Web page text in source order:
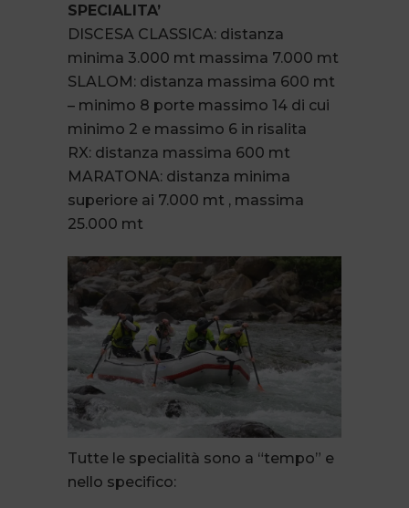
SPECIALITA’
DISCESA CLASSICA: distanza
minima 3.000 mt massima 7.000 mt
SLALOM: distanza massima 600 mt
– minimo 8 porte massimo 14 di cui
minimo 2 e massimo 6 in risalita
RX: distanza massima 600 mt
MARATONA: distanza minima
superiore ai 7.000 mt , massima
25.000 mt
Tutte le specialità sono a “tempo” e
nello specifico: